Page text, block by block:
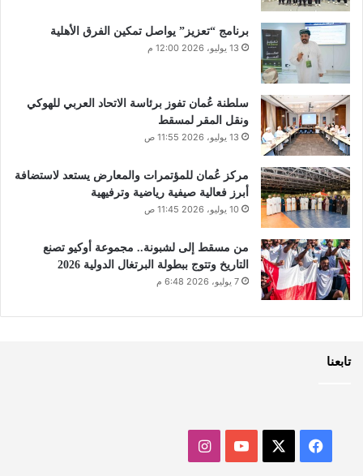
برنامج “تعزيز” يواصل تمكين الفرق الأهلية
13 يوليو، 2026 12:00 م
سلطنة عُمان تفوز برئاسة الاتحاد العربي للهوكي
ونقل المقر لمسقط
13 يوليو، 2026 11:55 ص
مركز عُمان للمؤتمرات والمعارض يستعد لاستضافة
أبرز فعالية صيفية رياضية وترفيهية
10 يوليو، 2026 11:45 ص
من مسقط إلى لشبونة.. مجموعة أوكيو تصنع
التاريخ وتتوج ببطولة البرتغال الدولية 2026
7 يوليو، 2026 6:48 م
تابعنا
فيسبوك ‫YouTubeانستقرام